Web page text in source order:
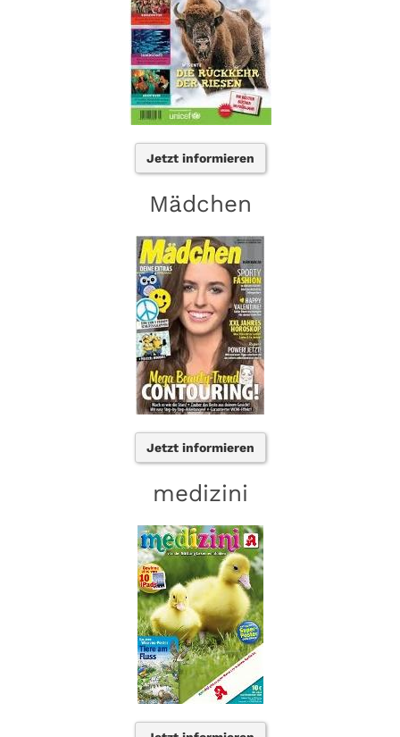
Jetzt informieren
Mädchen
Jetzt informieren
medizini